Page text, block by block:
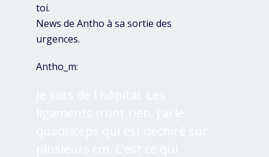
toi.
News de Antho à sa sortie des
urgences.
Antho_m: